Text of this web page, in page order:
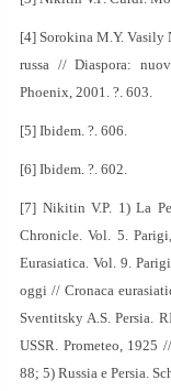
[4] Sorokina M.Y. Vasily
russa // Diaspora:
Phoenix, 2001. ?. 603.
[5] Ibidem. ?. 606.
[6] Ibidem. ?. 602.
[7] Nikitin V.P. 1) La
Chronicle. Vol. 5.
Eurasiatica. Vol. 9.
oggi // Cronaca
Sventitsky A.S. Persia.
USSR. Prometeo, 1925
88; 5) Russia e Persia.